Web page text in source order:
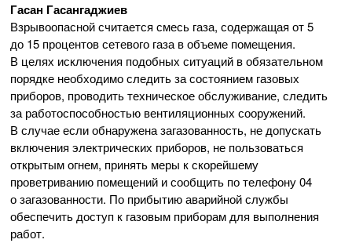
Гасан Гасангаджиев
Взрывоопасной считается смесь газа, содержащая от 5
до 15 процентов сетевого газа в объеме помещения.
В целях исключения подобных ситуаций в обязательном
порядке необходимо следить за состоянием газовых
приборов, проводить техническое обслуживание, следить
за работоспособностью вентиляционных сооружений.
В случае если обнаружена загазованность, не допускать
включения электрических приборов, не пользоваться
открытым огнем, принять меры к скорейшему
проветриванию помещений и сообщить по телефону 04
о загазованности. По прибытию аварийной службы
обеспечить доступ к газовым приборам для выполнения
работ.